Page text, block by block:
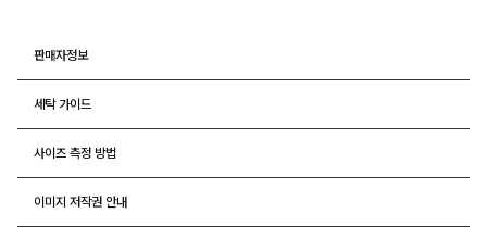
판매자정보
세탁 가이드
사이즈 측정 방법
이미지 저작권 안내